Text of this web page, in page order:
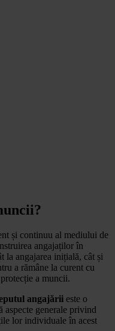
și continuu al mediului de
angajaților în
la angajarea inițială, cât și
a rămâne la curent cu
a muncii.
angajării este o
aspecte generale privind
lor individuale în acest